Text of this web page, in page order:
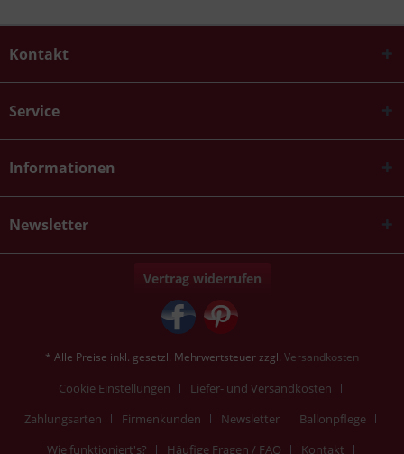
Kontakt
Service
Informationen
Newsletter
Vertrag widerrufen
* Alle Preise inkl. gesetzl. Mehrwertsteuer zzgl. Versandkosten
Cookie Einstellungen
Liefer- und Versandkosten
Zahlungsarten
Firmenkunden Newsletter
Ballonpflege
Wie funktioniert's?
Häufige Fragen / FAQ Kontakt